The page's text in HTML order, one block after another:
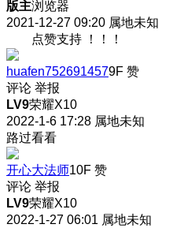
版主浏览器
2021-12-27 09:20 属地未知
点赞支持 ！！！
huafen7526914579F 赞
评论 举报
LV9荣耀X10
2022-1-6 17:28 属地未知
路过看看
开心大法师10F 赞
评论 举报
LV9荣耀X10
2022-1-27 06:01 属地未知